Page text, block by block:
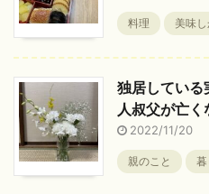
料理 美味
独居してい
人叔父が亡く
2022/11/20
親のこと